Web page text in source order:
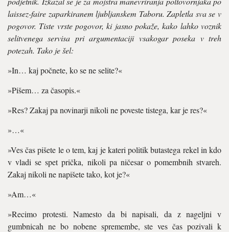
laissez-faire zaparkiranem ljubljanskem Taboru. Zapletla sva se v
pogovor. Tiste vrste pogovor, ki jasno pokaže, kako lahko voznik
selitvenega servisa pri argumentaciji vsakogar poseka v treh
potezah. Tako je šel:
»In… kaj počnete, ko se ne selite?«
»Pišem… za časopis.«
»Res? Zakaj pa novinarji nikoli ne poveste tistega, kar je res?«
»…«
»Ves čas pišete le o tem, kaj je kateri politik butastega rekel in kdo
v vladi se spet prička, nikoli pa ničesar o pomembnih stvareh.
Zakaj nikoli ne napišete tako, kot je?«
»Am…«
»Recimo protesti. Namesto da bi napisali, da z nageljni v
gumbnicah ne bo nobene spremembe, ste ves čas pozivali k